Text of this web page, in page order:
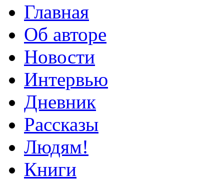
Главная
Об авторе
Новости
Интервью
Дневник
Рассказы
Людям!
Книги